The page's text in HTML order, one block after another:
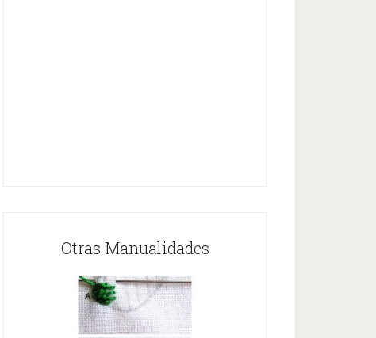
Otras Manualidades